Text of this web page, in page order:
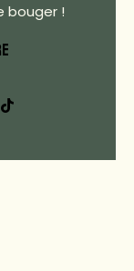
bouger !